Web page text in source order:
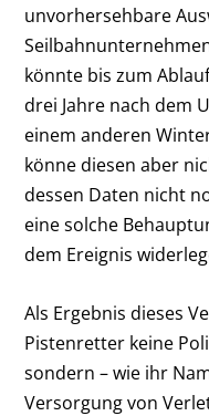
unvorhersehbare
könnte bis zum
drei Jahre nach dem
einem anderen
könne diesen aber
dessen Daten nicht
eine solche
dem Ereignis
Als Ergebnis dieses
Pistenretter keine
sondern – wie ihr
Versorgung von